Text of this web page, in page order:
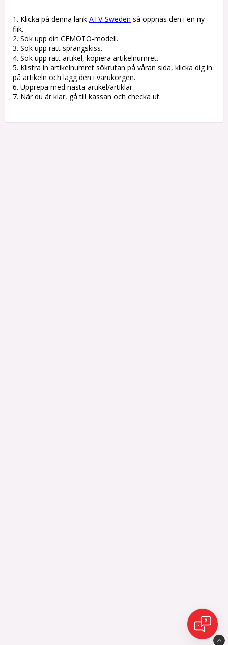
1. Klicka på denna länk ATV-Sweden så öppnas den i en ny
flik.
2. Sök upp din CFMOTO-modell.
3. Sök upp rätt sprängskiss.
4. Sök upp rätt artikel, kopiera artikelnumret.
5. Klistra in artikelnumret sökrutan på våran sida, klicka dig in
på artikeln och lägg den i varukorgen.
6. Upprepa med nästa artikel/artiklar.
7. När du är klar, gå till kassan och checka ut.